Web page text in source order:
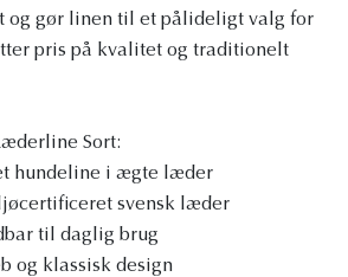
og gør linen til et pålideligt valg for
pris på kvalitet og traditionelt
Sort:
hundeline i ægte læder
svensk læder
til daglig brug
og klassisk design